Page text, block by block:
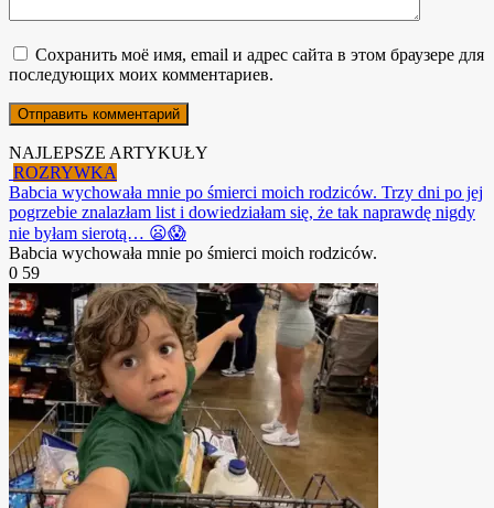
Сохранить моё имя, email и адрес сайта в этом браузере для
последующих моих комментариев.
NAJLEPSZE ARTYKUŁY
ROZRYWKA
Babcia wychowała mnie po śmierci moich rodziców. Trzy dni po jej
pogrzebie znalazłam list i dowiedziałam się, że tak naprawdę nigdy
nie byłam sierotą… 😦😱
Babcia wychowała mnie po śmierci moich rodziców.
0 59